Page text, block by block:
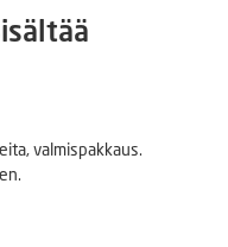
€.
valmispakkaus.